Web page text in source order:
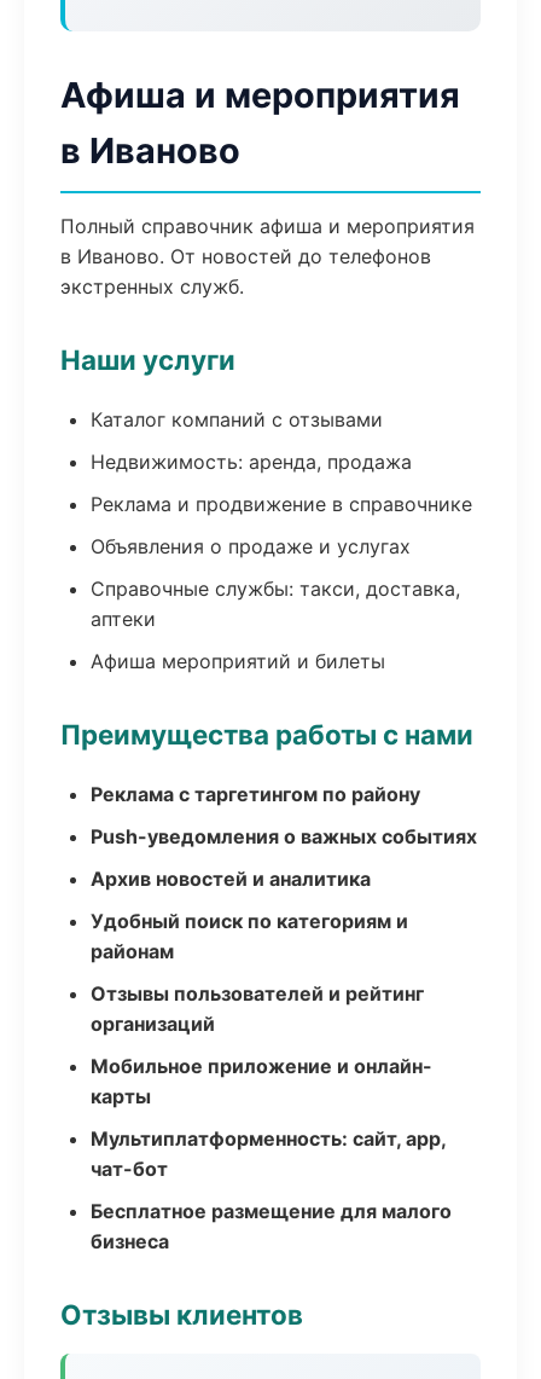
Афиша и мероприятия
в Иваново
Полный справочник афиша и мероприятия
в Иваново. От новостей до телефонов
экстренных служб.
Наши услуги
Каталог компаний с отзывами
Недвижимость: аренда, продажа
Реклама и продвижение в справочнике
Объявления о продаже и услугах
Справочные службы: такси, доставка,
аптеки
Афиша мероприятий и билеты
Преимущества работы с нами
Реклама с таргетингом по району
Push-уведомления о важных событиях
Архив новостей и аналитика
Удобный поиск по категориям и
районам
Отзывы пользователей и рейтинг
организаций
Мобильное приложение и онлайн-
карты
Мультиплатформенность: сайт, app,
чат-бот
Бесплатное размещение для малого
бизнеса
Отзывы клиентов